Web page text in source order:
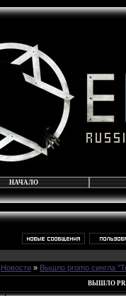
НАЧАЛО
Новости » Вышло promo сингла
ВЫШЛО